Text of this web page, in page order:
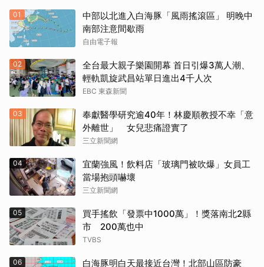
01
中部以北進入白海豚「風雨搖滾區」 明晚中
南部注意間歇雨
自由電子報
02
全台最大親子樂園開幕 首日引爆3萬人潮、
輕軌凱旋武昌站單日進出4千人次
EBC 東森新聞
03
奉獻醫學研究逾40年！林慶順教授不幸「意
外離世」 女兒悲痛證實了
三立新聞網
04
宜蘭強風！飲料店「玻璃門被吹爆」女員工
當場抱頭嚇壞
三立新聞網
05
買手搖飲「發票中1000萬」！獎落南北2縣
市 200萬也中
TVBS
06
白海豚明白天最接近台灣！北部山區防豪